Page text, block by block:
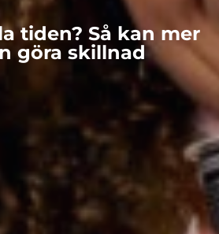
tiden? Så kan mer
göra skillnad